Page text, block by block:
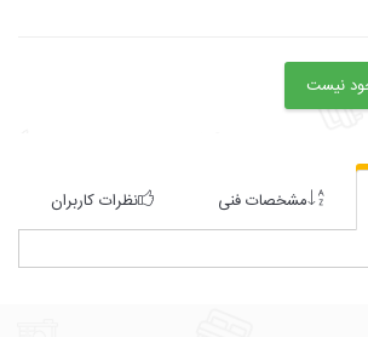
مشخصات فنی نظرات کاربران